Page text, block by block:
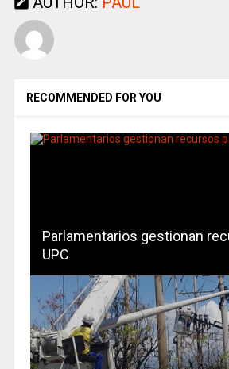
RECOMMENDED FOR YOU
Parlamentarios gestionan
UPC